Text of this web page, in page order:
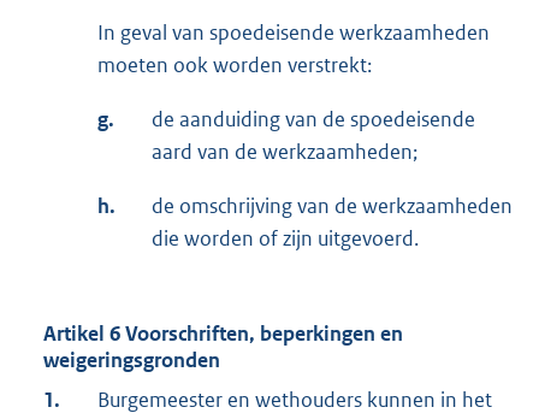
In geval van spoedeisende werkzaamheden
moeten ook worden verstrekt:
g.
de aanduiding van de spoedeisende
aard van de werkzaamheden;
h.
de omschrijving van de werkzaamheden
die worden of zijn uitgevoerd.
Artikel 6 Voorschriften, beperkingen en
weigeringsgronden
1.
Burgemeester en wethouders kunnen in het